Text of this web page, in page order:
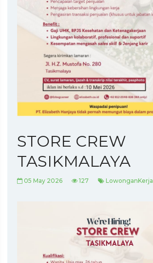
STORE CREW
TASIKMALAYA
05 May 2026 127 LowonganKerja